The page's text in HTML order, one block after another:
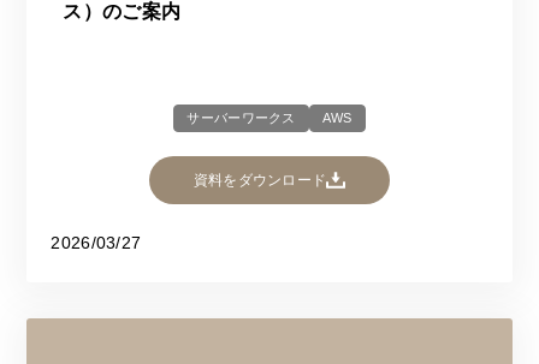
ス）のご案内
サーバーワークス AWS
資料をダウンロード
2026/03/27